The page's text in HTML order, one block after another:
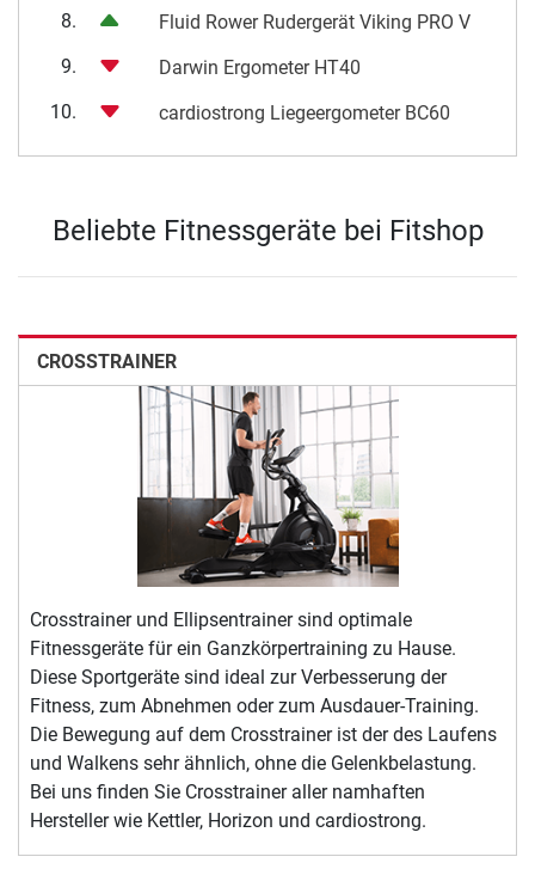
8.
Fluid Rower Rudergerät Viking PRO V
9.
Darwin Ergometer HT40
10.
cardiostrong Liegeergometer BC60
Beliebte Fitnessgeräte bei Fitshop
CROSSTRAINER
Crosstrainer und Ellipsentrainer sind optimale
Fitnessgeräte für ein Ganzkörpertraining zu Hause.
Diese Sportgeräte sind ideal zur Verbesserung der
Fitness, zum Abnehmen oder zum Ausdauer-Training.
Die Bewegung auf dem Crosstrainer ist der des Laufens
und Walkens sehr ähnlich, ohne die Gelenkbelastung.
Bei uns finden Sie Crosstrainer aller namhaften
Hersteller wie Kettler, Horizon und cardiostrong.